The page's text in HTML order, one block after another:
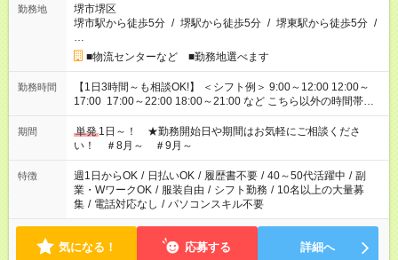
勤務地
堺市堺区
堺市駅から徒歩5分 / 堺駅から徒歩5分 / 堺東駅から徒歩5分 /
…
■物流センターなど ■勤務地選べます
勤務時間
【1日3時間～も相談OK!】 ＜シフト例＞ 9:00～12:00 12:00～
17:00 17:00～22:00 18:00～21:00 など こちら以外の時間帯も
お気軽にご相談ください！
期間 単発 1日～！ ★勤務開始日や期間はお気軽にご相談くださ
い！ ＃8月～ ＃9月～
特徴 週1日からOK / 日払いOK / 履歴書不要 / 40～50代活躍中 / 副
業・WワークOK / 服装自由 / シフト勤務 / 10名以上の大量募
集 / 電話対応なし / パソコンスキル不要
気になる！ 応募する 詳細へ